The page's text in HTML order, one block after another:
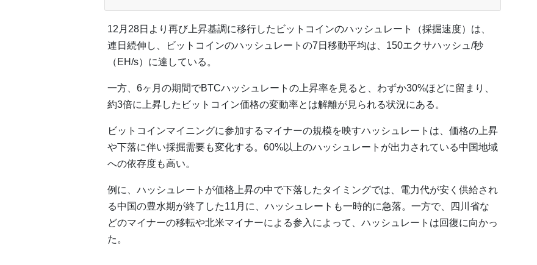
12月28日より再び上昇基調に移行したビットコインのハッシュレート（採掘速度）は、
連日続伸し、ビットコインのハッシュレートの7日移動平均は、150エクサハッシュ/秒
（EH/s）に達している。
一方、6ヶ月の期間でBTCハッシュレートの上昇率を見ると、わずか30%ほどに留まり、
約3倍に上昇したビットコイン価格の変動率とは解離が見られる状況にある。
ビットコインマイニングに参加するマイナーの規模を映すハッシュレートは、価格の上昇
や下落に伴い採掘需要も変化する。60%以上のハッシュレートが出力されている中国地域
への依存度も高い。
例に、ハッシュレートが価格上昇の中で下落したタイミングでは、電力代が安く供給され
る中国の豊水期が終了した11月に、ハッシュレートも一時的に急落。一方で、四川省な
どのマイナーの移転や北米マイナーによる参入によって、ハッシュレートは回復に向かっ
た。